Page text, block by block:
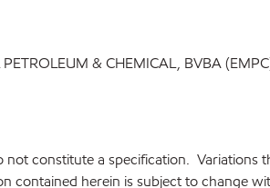
& CHEMICAL, BVBA
constitute a specification.
herein is subject to change